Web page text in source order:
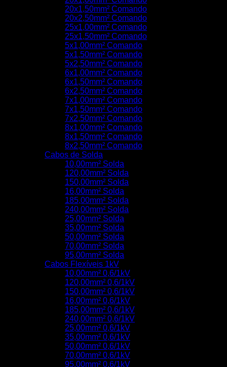
20x1,50mm² Comando
20x2,50mm² Comando
25x1,00mm² Comando
25x1,50mm² Comando
5x1,00mm² Comando
5x1,50mm² Comando
5x2,50mm² Comando
6x1,00mm² Comando
6x1,50mm² Comando
6x2,50mm² Comando
7x1,00mm² Comando
7x1,50mm² Comando
7x2,50mm² Comando
8x1,00mm² Comando
8x1,50mm² Comando
8x2,50mm² Comando
Cabos de Solda
10,00mm² Solda
120,00mm² Solda
150,00mm² Solda
16,00mm² Solda
185,00mm² Solda
240,00mm² Solda
25,00mm² Solda
35,00mm² Solda
50,00mm² Solda
70,00mm² Solda
95,00mm² Solda
Cabos Flexíveis 1kV
10,00mm² 0,6/1kV
120,00mm² 0,6/1kV
150,00mm² 0,6/1kV
16,00mm² 0,6/1kV
185,00mm² 0,6/1kV
240,00mm² 0,6/1kV
25,00mm² 0,6/1kV
35,00mm² 0,6/1kV
50,00mm² 0,6/1kV
70,00mm² 0,6/1kV
95,00mm² 0,6/1kV